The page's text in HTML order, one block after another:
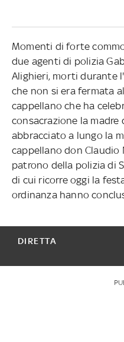
Momenti di forte
due agenti di polizia
Alighieri, morti durante
che non si era fermata
cappellano che ha
consacrazione la madre
abbracciato a lungo la
cappellano don
patrono della polizia di
di cui ricorre oggi la
ordinanza hanno
DIRETTA